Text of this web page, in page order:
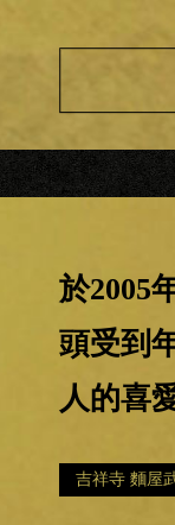
於2005
頭受到
人的喜
吉祥寺 麵屋